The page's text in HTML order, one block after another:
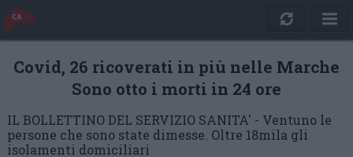
Covid, 26 ricoverati in più nelle Marche
Sono otto i morti in 24 ore
IL BOLLETTINO DEL SERVIZIO SANITA' - Ventuno le
persone che sono state dimesse. Oltre 18mila gli
isolamenti domiciliari